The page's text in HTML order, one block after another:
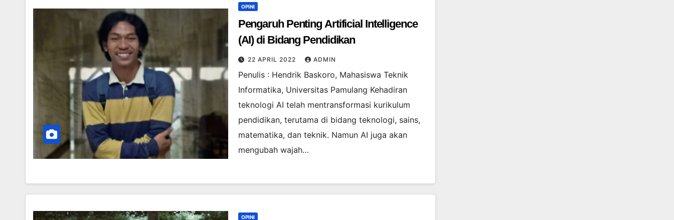
OPINI
Pengaruh Penting Artificial Intelligence
(AI) di Bidang Pendidikan
22 APRIL 2022 ADMIN
Penulis : Hendrik Baskoro, Mahasiswa Teknik
Informatika, Universitas Pamulang Kehadiran
teknologi AI telah mentransformasi kurikulum
pendidikan, terutama di bidang teknologi, sains,
matematika, dan teknik. Namun AI juga akan
mengubah wajah…
OPINI